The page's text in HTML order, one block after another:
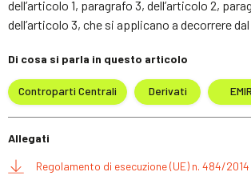
dell’articolo 1, paragrafo 3, dell’articolo 2,
dell’articolo 3, che si applicano a decorrere dal
Di cosa si parla in questo articolo
Controparti Centrali Derivati EMIR
Allegati
Regolamento di esecuzione (UE) n. 484/2014